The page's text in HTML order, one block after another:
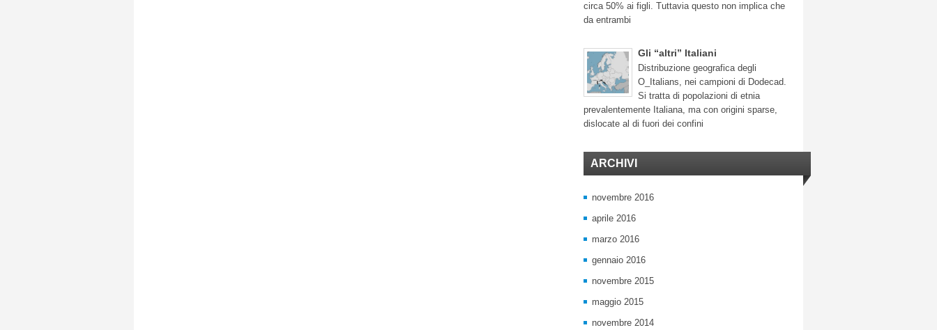
circa 50% ai figli. Tuttavia questo non implica che
da entrambi
Gli “altri” Italiani
Distribuzione geografica degli
O_Italians, nei campioni di Dodecad.
Si tratta di popolazioni di etnia
prevalentemente Italiana, ma con origini sparse,
dislocate al di fuori dei confini
ARCHIVI
novembre 2016
aprile 2016
marzo 2016
gennaio 2016
novembre 2015
maggio 2015
novembre 2014